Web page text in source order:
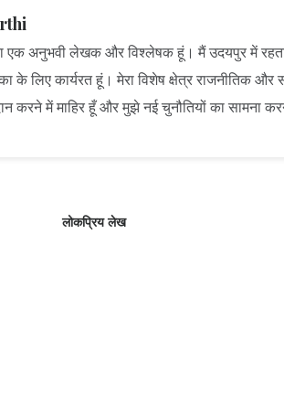
एक अनुभवी लेखक और विश्लेषक हूं। मैं उदयपुर में
के लिए कार्यरत हूं। मेरा विशेष क्षेत्र राजनीतिक और
करने में माहिर हूँ और मुझे नई चुनौतियों का सामना
लोकप्रिय लेख